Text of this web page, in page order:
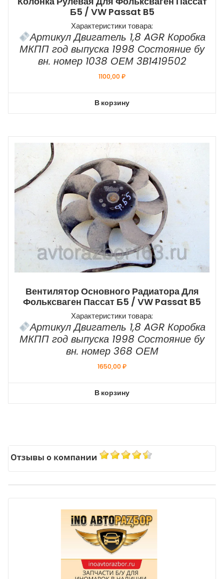
Б5 / VW Passat B5
Характеристики товара:
Артикул Двигатель 1,8 AGR Коробка
МКПП год выпуска 1998 Состояние бу
вн. номер 1038 ОЕМ 3B1419502
1100,00₽
В корзину
Вентилятор Основного Радиатора Для
Фольксваген Пассат Б5 / VW Passat B5
Характеристики товара:
Артикул Двигатель 1,8 AGR Коробка
МКПП год выпуска 1998 Состояние бу
вн. номер 368 ОЕМ
1650,00₽
В корзину